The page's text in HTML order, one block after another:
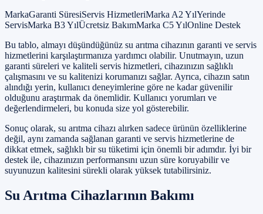
MarkaGaranti SüresiServis HizmetleriMarka A2 YılYerinde
ServisMarka B3 YılÜcretsiz BakımMarka C5 YılOnline Destek
Bu tablo, almayı düşündüğünüz su arıtma cihazının garanti ve servis
hizmetlerini karşılaştırmanıza yardımcı olabilir. Unutmayın, uzun
garanti süreleri ve kaliteli servis hizmetleri, cihazınızın sağlıklı
çalışmasını ve su kalitenizi korumanızı sağlar. Ayrıca, cihazın satın
alındığı yerin, kullanıcı deneyimlerine göre ne kadar güvenilir
olduğunu araştırmak da önemlidir. Kullanıcı yorumları ve
değerlendirmeleri, bu konuda size yol gösterebilir.
Sonuç olarak, su arıtma cihazı alırken sadece ürünün özelliklerine
değil, aynı zamanda sağlanan garanti ve servis hizmetlerine de
dikkat etmek, sağlıklı bir su tüketimi için önemli bir adımdır. İyi bir
destek ile, cihazınızın performansını uzun süre koruyabilir ve
suyunuzun kalitesini sürekli olarak yüksek tutabilirsiniz.
Su Arıtma Cihazlarının Bakımı